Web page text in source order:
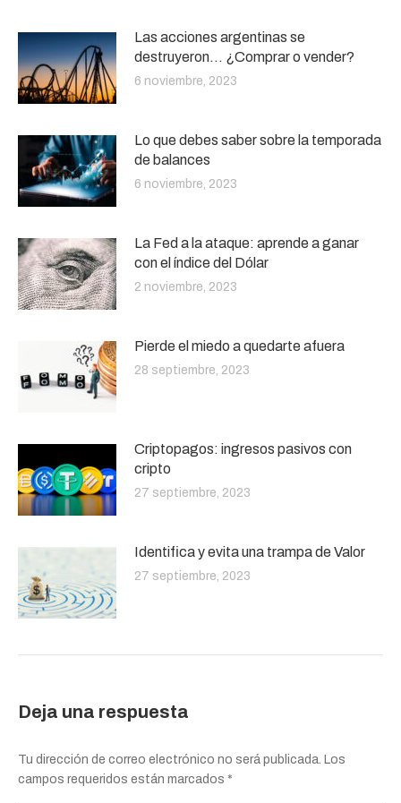
Las acciones argentinas se
destruyeron… ¿Comprar o vender?
6 noviembre, 2023
Lo que debes saber sobre la temporada
de balances
6 noviembre, 2023
La Fed a la ataque: aprende a ganar
con el índice del Dólar
2 noviembre, 2023
Pierde el miedo a quedarte afuera
28 septiembre, 2023
Criptopagos: ingresos pasivos con
cripto
27 septiembre, 2023
Identifica y evita una trampa de Valor
27 septiembre, 2023
Deja una respuesta
Tu dirección de correo electrónico no será publicada. Los
campos requeridos están marcados *